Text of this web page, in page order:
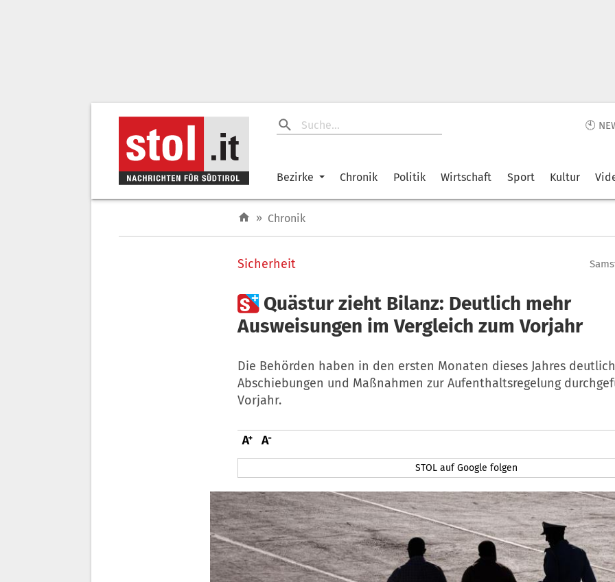
🕙
Bezirke Chronik Politik Wirtschaft Sport Kultur
» Chronik
Sicherheit
 Quästur zieht Bilanz: Deutlich mehr
Ausweisungen im Vergleich zum Vorjahr
Die Behörden haben in den ersten Monaten dieses Jahres
Abschiebungen und Maßnahmen zur Aufenthaltsregelung
Vorjahr.
STOL auf Google folgen